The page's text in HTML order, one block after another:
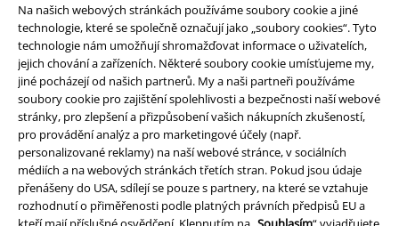
Na našich webových stránkách používáme soubory cookie a jiné
technologie, které se společně označují jako „soubory cookies“. Tyto
technologie nám umožňují shromažďovat informace o uživatelích,
jejich chování a zařízeních. Některé soubory cookie umísťujeme my,
jiné pocházejí od našich partnerů. My a naši partneři používáme
soubory cookie pro zajištění spolehlivosti a bezpečnosti naší webové
stránky, pro zlepšení a přizpůsobení vašich nákupních zkušeností,
pro provádění analýz a pro marketingové účely (např.
personalizované reklamy) na naší webové stránce, v sociálních
médiích a na webových stránkách třetích stran. Pokud jsou údaje
přenášeny do USA, sdílejí se pouze s partnery, na které se vztahuje
rozhodnutí o přiměřenosti podle platných právních předpisů EU a
Právní informace
Podmínky
Prohlášení